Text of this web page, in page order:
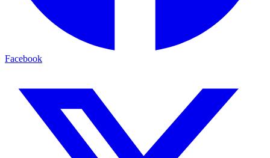
Facebook